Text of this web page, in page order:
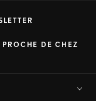
DE CHEZ